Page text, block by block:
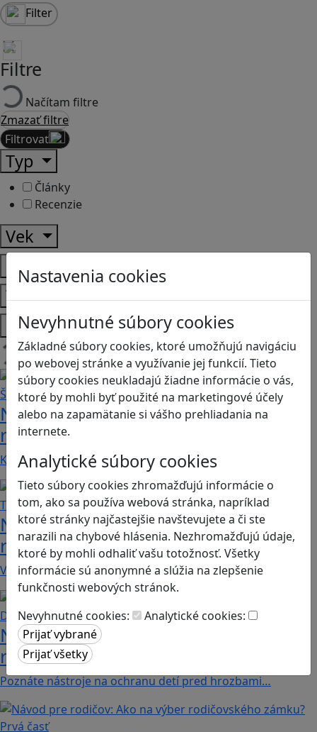
Nastavenia cookies
Nevyhnutné súbory cookies
Základné súbory cookies, ktoré umožňujú navigáciu
po webovej stránke a využívanie jej funkcií. Tieto
súbory cookies neukladajú žiadne informácie o vás,
ktoré by mohli byť použité na marketingové účely
alebo na zapamätanie si vášho prehliadania na
internete.
Analytické súbory cookies
Tieto súbory cookies zhromažďujú informácie o
tom, ako sa používa webová stránka, napríklad
ktoré stránky najčastejšie navštevujete a či ste
narazili na chybové hlásenia. Nezhromažďujú údaje,
ktoré by mohli odhaliť vašu totožnosť. Všetky
informácie sú anonymné a slúžia na zlepšenie
funkčnosti webových stránok.
Nevyhnutné cookies:
Analytické cookies:
Filter
Filtre
Načítam filtre
Zmazať filtre
Filtrovať
Typ
Články
Recenzie
Vek
Predmety
Témy
Platformy
Načítam blogy
Návod pre rodičov: Ako na výber
rodičovského zámku? Štvrtá časť
Kvalitné aplikácie, ktoré ponúkajú bezpečné…
Návod pre rodičov: Ako na výber
rodičovského zámku? Tretia časť
V obchode Play je možné nájsť veľké množstvo…
Návod pre rodičov: Ako na výber
rodičovského zámku? Druhá časť
Poznáte nástroje na ochranu detí pred hrozbami…